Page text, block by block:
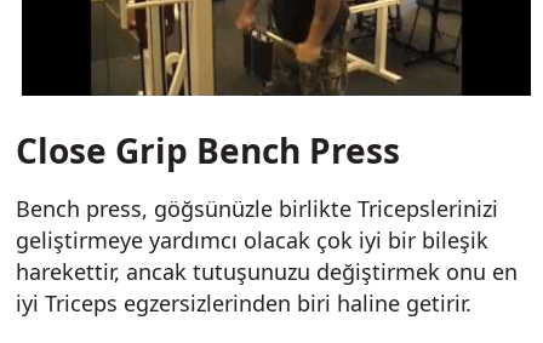
Close Grip Bench Press
Bench press, göğsünüzle birlikte Tricepslerinizi
geliştirmeye yardımcı olacak çok iyi bir bileşik
harekettir, ancak tutuşunuzu değiştirmek onu en
iyi Triceps egzersizlerinden biri haline getirir.